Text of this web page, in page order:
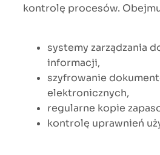
kontrolę procesów.
systemy zarządzania
informacji,
szyfrowanie
elektronicznych,
regularne kopie
kontrolę uprawnień